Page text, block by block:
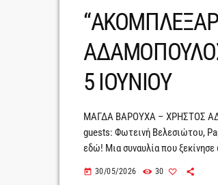
5 ΙΟΥΝΙΟΥ
ΜΑΓΔΑ ΒΑΡΟΥΧΑ – ΧΡΗΣΤΟΣ
guests: Φωτεινή Βελεσιώτου,
εδώ! Μια συναυλία που
παρουσιάζουν το ανανεωμένο
today 30/05/2026 30